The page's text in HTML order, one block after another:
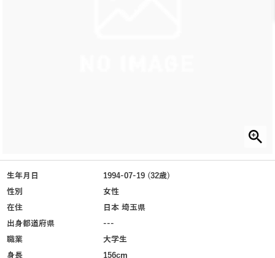
生年月日
1994-07-19 (32歳)
性別
女性
在住
日本 埼玉県
出身都道府県
---
職業
大学生
身長
156cm